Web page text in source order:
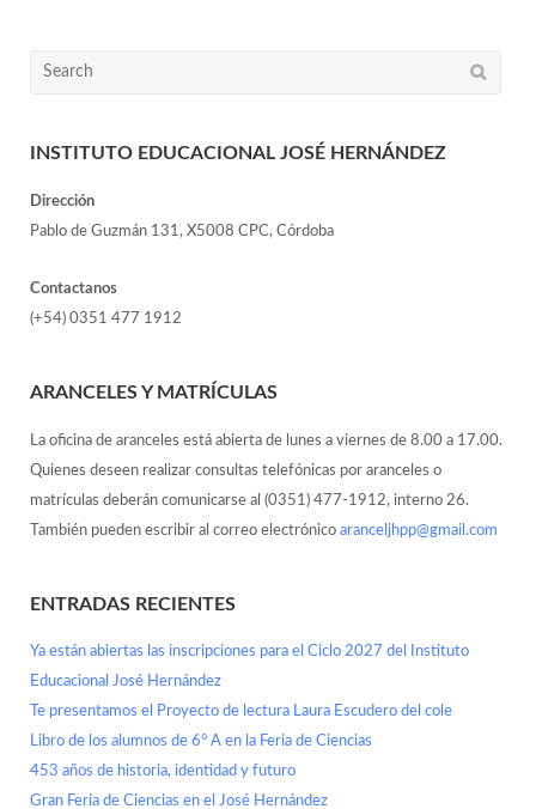
INSTITUTO EDUCACIONAL JOSÉ HERNÁNDEZ
Dirección
Pablo de Guzmán 131, X5008 CPC, Córdoba
Contactanos
(+54) 0351 477 1912
ARANCELES Y MATRÍCULAS
La oficina de aranceles está abierta de lunes a viernes de 8.00 a 17.00.
Quienes deseen realizar consultas telefónicas por aranceles o
matrículas deberán comunicarse al (0351) 477-1912, interno 26.
También pueden escribir al correo electrónico aranceljhpp@gmail.com
ENTRADAS RECIENTES
Ya están abiertas las inscripciones para el Ciclo 2027 del Instituto
Educacional José Hernández
Te presentamos el Proyecto de lectura Laura Escudero del cole
Libro de los alumnos de 6° A en la Feria de Ciencias
453 años de historia, identidad y futuro
Gran Feria de Ciencias en el José Hernández